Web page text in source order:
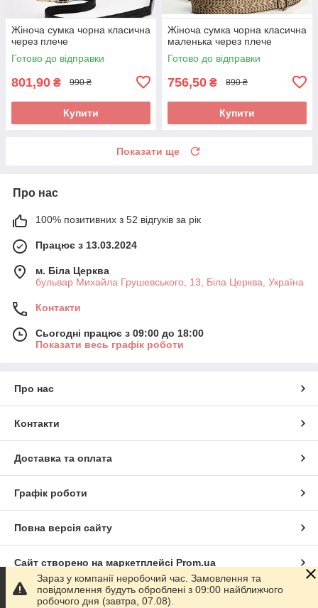
Жіноча сумка чорна класична
через плече
Готово до відправки
801,90 ₴ 990 ₴
Купити
Жіноча сумка чорна класична
маленька через плече
Готово до відправки
756,50 ₴ 890 ₴
Купити
Показати ще
Про нас
100% позитивних з 52 відгуків за рік
Працює з 13.03.2024
м. Біла Церква
бульвар Михайла Грушевського, 13, Біла Церква, Україна
Контакти
Сьогодні працює з 09:00 до 18:00
Показати весь графік роботи
Про нас
Контакти
Доставка та оплата
Графік роботи
Повна версія сайту
Сайт створено на маркетплейсі Prom.ua
Політика конфіденційності
Зараз у компанії неробочий час. Замовлення та
повідомлення будуть оброблені з 09:00 найближчого
робочого дня (завтра, 07.08).